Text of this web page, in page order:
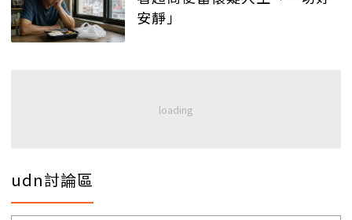
安靜」
udn討論區